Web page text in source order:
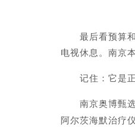
最后看预算和
电视休息。南京
记住：它是正
南京奥博甄选
阿尔茨海默治疗